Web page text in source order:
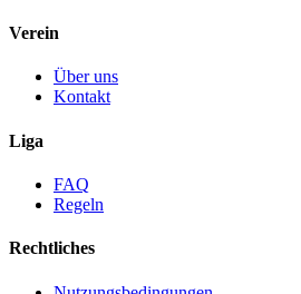
Verein
Über uns
Kontakt
Liga
FAQ
Regeln
Rechtliches